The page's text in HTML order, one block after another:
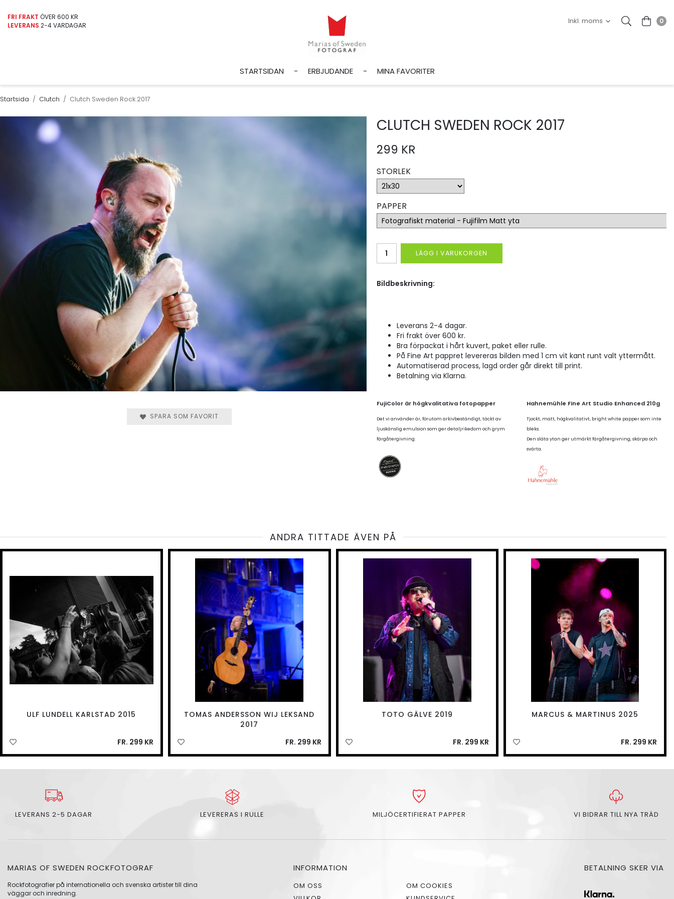
FRI FRAKT ÖVER 600 KR
LEVERANS 2-4 VARDAGAR
0
STARTSIDAN ERBJUDANDE MINA FAVORITER
Startsida / Clutch / Clutch Sweden Rock 2017
CLUTCH SWEDEN ROCK 2017
299 KR
STORLEK
PAPPER
LÄGG I VARUKORGEN
Bildbeskrivning:
Leverans 2-4 dagar.
Fri frakt över 600 kr.
Bra förpackat i hårt kuvert, paket eller rulle.
På Fine Art pappret levereras bilden med 1 cm vit kant runt valt yttermått.
Automatiserad process, lagd order går direkt till print.
Betalning via Klarna.
FujiColor är högkvalitativa fotopapper
Det vi använder är, förutom arkivbeständigt, täckt av
ljuskänslig emulsion som ger detaljrikedom och grym
färgåtergivning.
Hahnemühle Fine Art Studio Enhanced 210g
Tjockt, matt, högkvalitativt, bright white papper som inte
bleks.
Den släta ytan ger utmärkt färgåtergivning, skärpa och
svärta.
SPARA SOM FAVORIT
ANDRA TITTADE ÄVEN PÅ
ULF LUNDELL KARLSTAD 2015
FR. 299 KR
TOMAS ANDERSSON WIJ LEKSAND
2017
FR. 299 KR
TOTO GÄLVE 2019
FR. 299 KR
MARCUS & MARTINUS 2025
FR. 299 KR
LEVERANS 2-5 DAGAR LEVERERAS I RULLE MILJÖCERTIFIERAT PAPPER VI BIDRAR TILL NYA TRÄD
MARIAS OF SWEDEN ROCKFOTOGRAF
Rockfotografier på internationella och svenska artister till dina
väggar och inredning.
INFORMATION
OM OSS
OM COOKIES
BETALNING SKER VIA